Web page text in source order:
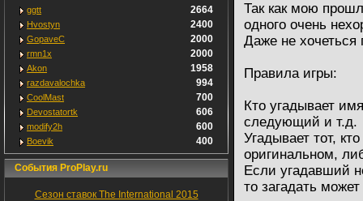
ggtt 2664
Hvostyn 2400
GopaveC 2000
rmn1x 2000
Akon 1958
razdavalochka 994
CoolMast 700
Devostatortk 606
modify2h 600
Boevik 400
События ProPlay.ru
Сезон ставок The International 2015
Так как мою
одного очень
Даже не хочеться
Правила игры:
Кто угадывает
следующий и т.д.
Угадывает тот,
оригинальном,
Если угадавший
то загадать